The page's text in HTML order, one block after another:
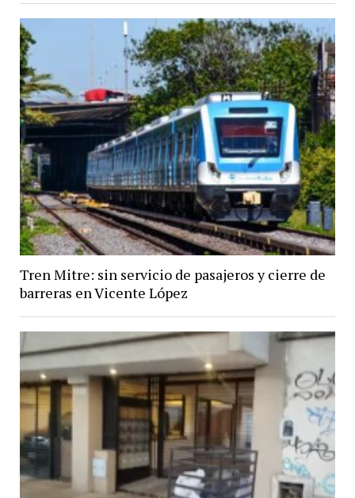
Tren Mitre: sin servicio de pasajeros y cierre de
barreras en Vicente López